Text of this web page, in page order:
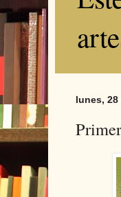
lunes,